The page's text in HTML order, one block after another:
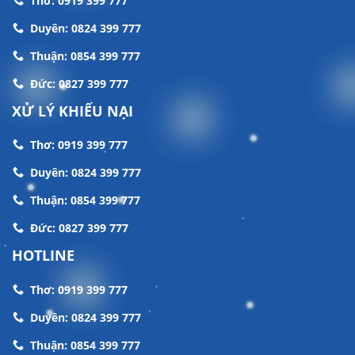
Duyên: 0824 399 777
Thuận: 0854 399 777
Đức: 0827 399 777
XỬ LÝ KHIẾU NẠI
Thơ: 0919 399 777
Duyên: 0824 399 777
Thuận: 0854 399 777
Đức: 0827 399 777
HOTLINE
Thơ: 0919 399 777
Duyên: 0824 399 777
Thuận: 0854 399 777